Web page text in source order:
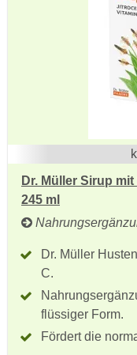
Dr. Müller Sirup
245 ml
Dr. Müller
C.
flüssiger Form.
Fördert die